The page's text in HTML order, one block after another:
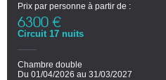
Prix par personne à partir de :
6300 €
Circuit 17 nuits
Chambre double
Du 01/04/2026 au 31/03/2027